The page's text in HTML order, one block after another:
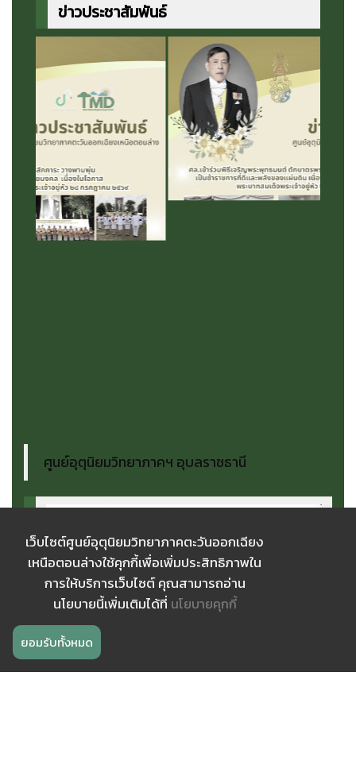
เว็บไซต์ศูนย์อุตุนิยมวิทยาภาคตะวันออกเฉียง
เหนือตอนล่างใช้คุกกี้เพื่อเพิ่มประสิทธิภาพใน
การให้บริการเว็บไซต์ คุณสามารถอ่าน
นโยบายนี้เพิ่มเติมได้ที่ นโยบายคุกกี้
ยอมรับทั้งหมด
ข่าวประชาสัมพันธ์
ศูนย์อุตุนิยมวิทยาภาคฯ อุบลราชธานี
เว็บไซต์ ศูนย์อุตุนิยมวิทยา อื่นๆ